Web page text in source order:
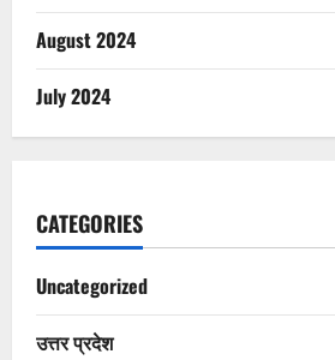
August 2024
July 2024
CATEGORIES
Uncategorized
उत्तर प्रदेश